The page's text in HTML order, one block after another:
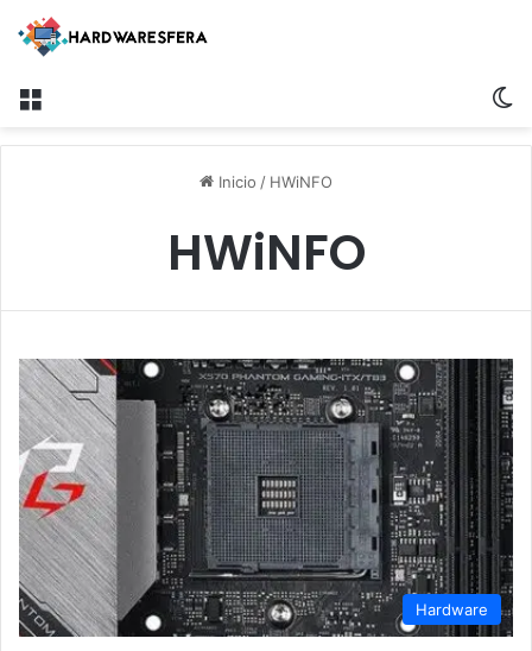
Inicio / HWiNFO
HWiNFO
Hardware